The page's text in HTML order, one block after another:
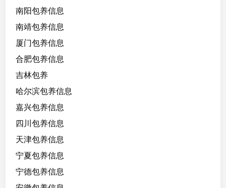
南阳包养信息
南靖包养信息
厦门包养信息
合肥包养信息
吉林包养
哈尔滨包养信息
嘉兴包养信息
四川包养信息
天津包养信息
宁夏包养信息
宁德包养信息